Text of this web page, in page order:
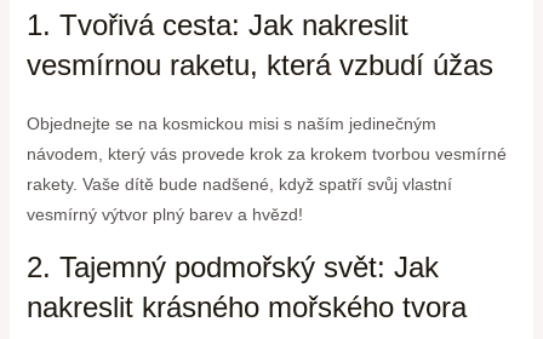
1. Tvořivá cesta: Jak nakreslit
vesmírnou raketu, která vzbudí úžas
Objednejte se na kosmickou misi s naším jedinečným
návodem, který vás provede krok za krokem tvorbou vesmírné
rakety. Vaše dítě bude nadšené, když spatří svůj vlastní
vesmírný výtvor plný barev a hvězd!
2. Tajemný podmořský svět: Jak
nakreslit krásného mořského tvora